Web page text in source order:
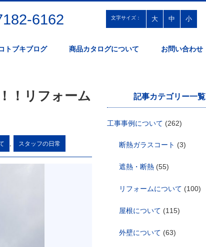
6162 文字サイズ： 大 中 小
トブキブログ 商品カタログについて お問い合わせ
！リフォーム
, スタッフの日常
記事カテゴリー一覧
工事事例について (262)
断熱ガラスコート (3)
遮熱・断熱 (55)
リフォームについて (100)
屋根について (115)
外壁について (63)